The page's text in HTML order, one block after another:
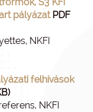
S3 KFI
pályázatPDF
NKFI
felhívások
NKFI